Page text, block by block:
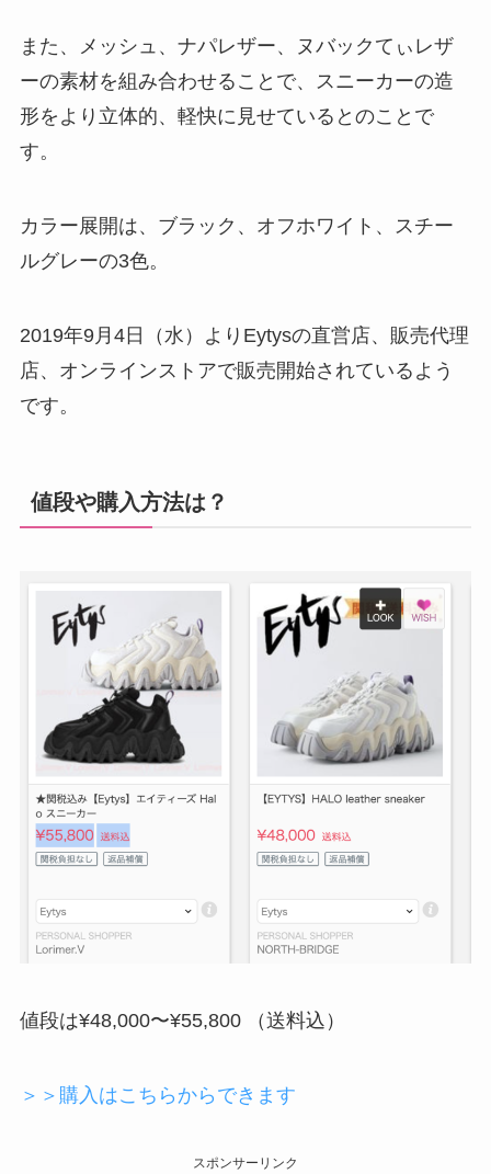
また、メッシュ、ナパレザー、ヌバックてぃレザ
ーの素材を組み合わせることで、スニーカーの造
形をより立体的、軽快に見せているとのことで
す。
カラー展開は、ブラック、オフホワイト、スチー
ルグレーの3色。
2019年9月4日（水）よりEytysの直営店、販売代理
店、オンラインストアで販売開始されているよう
です。
値段や購入方法は？
値段は¥48,000〜¥55,800 （送料込）
＞＞購入はこちらからできます
スポンサーリンク